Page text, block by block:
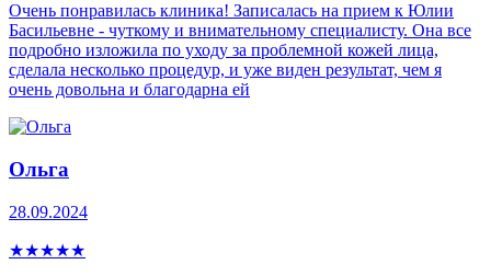
Очень понравилась клиника! Записалась на прием к Юлии
Басильевне - чуткому и внимательному специалисту. Она все
подробно изложила по уходу за проблемной кожей лица,
сделала несколько процедур, и уже виден результат, чем я
очень довольна и благодарна ей
Ольга
28.09.2024
★★★★★